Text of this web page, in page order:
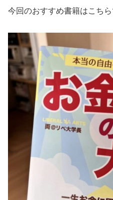
今回のおすすめ書籍はこちら